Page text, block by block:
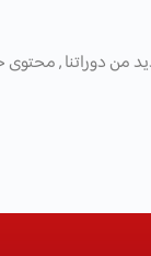
من دوراتنا ,